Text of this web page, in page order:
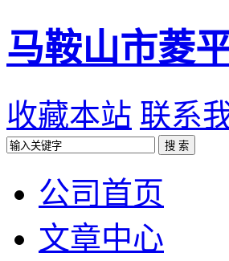
马鞍山市菱
收藏本站 联系
公司首页
文章中心